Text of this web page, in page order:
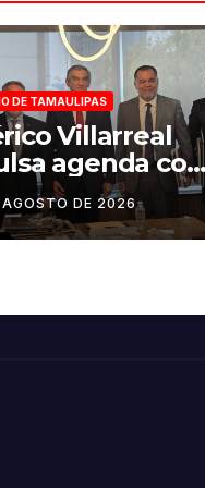
DE TAMAULIPAS
Villarreal
agenda con
y
para
la
AGOSTO DE 2026